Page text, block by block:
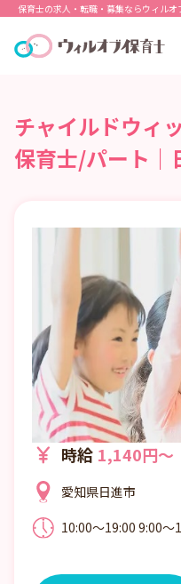
保育士の求人・転職・募集ならウィルオ
チャイルドウィ
保育士/パート｜
時給 1,140円～
愛知県日進市
10:00～19:00 9:00～